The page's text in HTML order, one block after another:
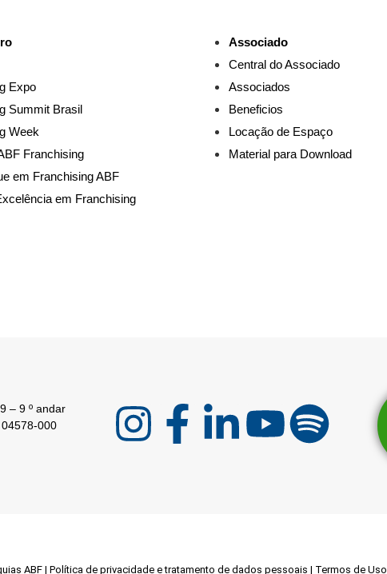
Expo
Summit Brasil
Week
Franchising
em Franchising ABF
em Franchising
Associado
Central do Associado
Associados
Beneficios
Locação de Espaço
Material para Download
– 9 º andar
000
ABF| Política de privacidade e tratamento de dados pessoais | Termos de Uso